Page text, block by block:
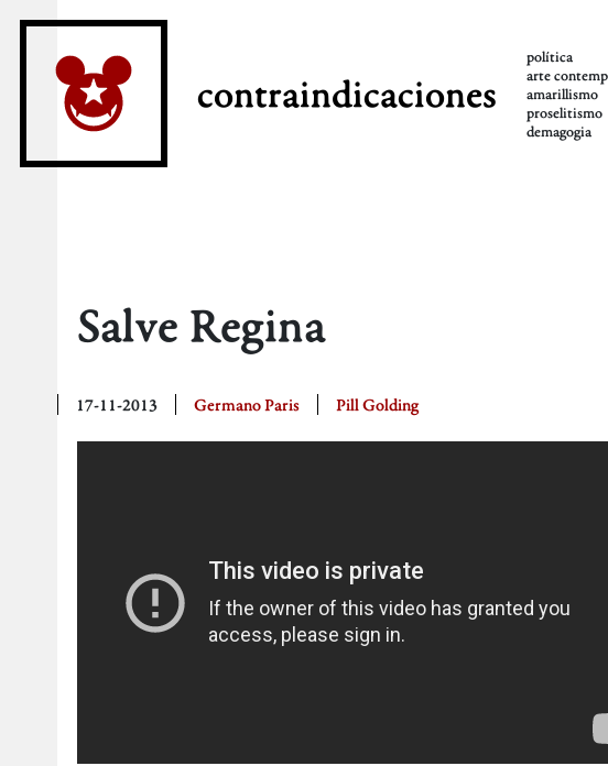
contraindicaciones
política
arte
amarillismo
proselitismo
demagogia
Salve Regina
17-11-2013 Germano Paris Pill Golding